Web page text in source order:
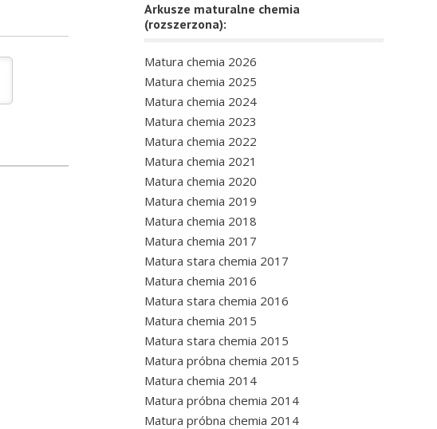
Arkusze maturalne chemia
(rozszerzona):
Matura chemia 2026
Matura chemia 2025
Matura chemia 2024
Matura chemia 2023
Matura chemia 2022
Matura chemia 2021
Matura chemia 2020
Matura chemia 2019
Matura chemia 2018
Matura chemia 2017
Matura stara chemia 2017
Matura chemia 2016
Matura stara chemia 2016
Matura chemia 2015
Matura stara chemia 2015
Matura próbna chemia 2015
Matura chemia 2014
Matura próbna chemia 2014
Matura próbna chemia 2014